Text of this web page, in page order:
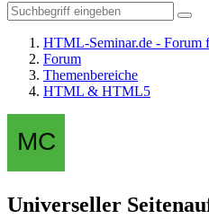
HTML-Seminar.de -
Forum
Themenbereiche
HTML & HTML5
Universeller